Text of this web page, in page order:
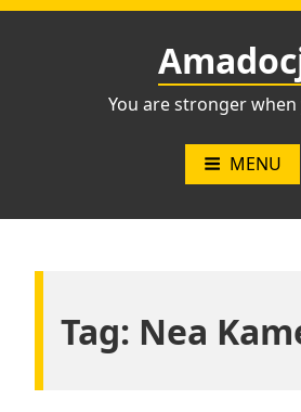
Przejdź
You are stronger
MENU
Tag: Nea